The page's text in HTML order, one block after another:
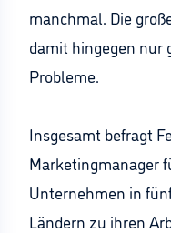
manchmal. Die
damit hingegen nur
Probleme.
Insgesamt befragt
Marketingmanager
Unternehmen in
Ländern zu ihren